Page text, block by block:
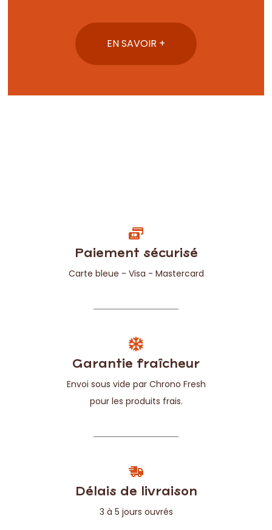
EN SAVOIR +
Paiement sécurisé
Carte bleue - Visa - Mastercard
Garantie fraîcheur
Envoi sous vide par Chrono Fresh
pour les produits frais.
Délais de livraison
3 à 5 jours ouvrés